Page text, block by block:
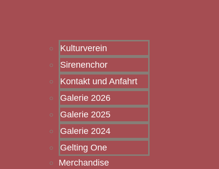
Kulturverein
Sirenenchor
Kontakt und Anfahrt
Galerie 2026
Galerie 2025
Galerie 2024
Gelting One
Merchandise